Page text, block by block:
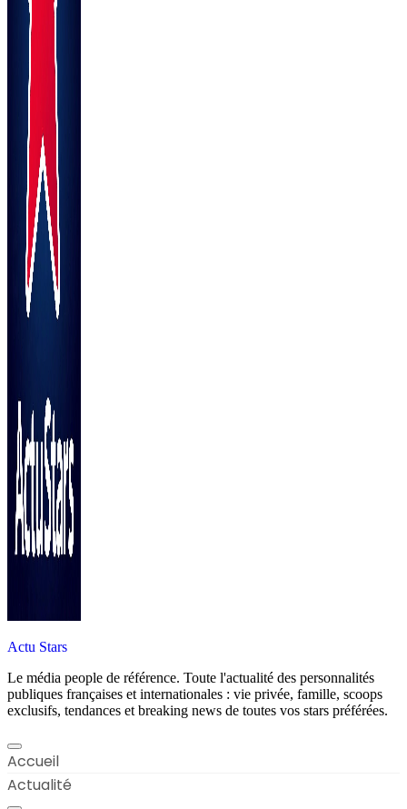
Actu Stars
Le média people de référence. Toute l'actualité des personnalités
publiques françaises et internationales : vie privée, famille, scoops
exclusifs, tendances et breaking news de toutes vos stars préférées.
Accueil
Actualité